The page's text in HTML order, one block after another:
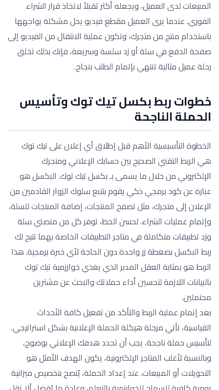
المبيعات لدى العميل، ويجعله أكثر تقبلاً لاتخاذ قرار الشراء
الفوري. عندما يرى العميل مقطع فيديو يحل مشكلة يواجهها
باستخدام منتج من متجرك، وتكون عملية الانتقال من الفيديو إلى
صفحة الدفع في سلة أو زد سلسة وسريعة، فإنك بذلك تخلق
رحلة عميل مثالية تنتهي بإتمام الطلب بنجاح.
خطوات ربط بكسل تيك توك وتأسيس
الحملة الناجحة
الخطوة التأسيسية الأهم قبل إطلاق أي إعلان على تيك توك
هي الربط التقني الصحيح بين حسابك الإعلاني ومتجرك
الإلكتروني من خلال ما يسمى بـ بكسل تيك توك. البكسل هو
عبارة عن كود برمجي ذكي يقوم بتتبع سلوك الزوار القادمين من
الإعلان إلى متجرك، مثل تصفح المنتجات، إضافة المنتجات للسلة،
وإتمام عمليات الشراء. لحسن الحظ، توفر كل من منصتي سلة
وزد تطبيقات متكاملة في متاجر التطبيقات الخاصة بهما تتيح لك
ربط البكسل بضغطة زر واحدة دون الحاجة لأي خبرة برمجية. هذا
الربط هو بمثابة العقل المدبر الذي يغذي خوارزمية تيك توك
بالبيانات اللازمة لتحسين أداء حملاتك والبحث عن مشترين
محتملين.
بعد إتمام عملية الربط والتأكد من تفعيل كافة الأحداث
القياسية، تأتي مرحلة هيكلة الحملة الإعلانية بشكل استراتيجي.
لتأسيس حملة ناجحة، يجب أن تحدد هدفك الإعلاني بوضوح،
وبالنسبة لأغلب المتاجر الإلكترونية، يكون الهدف الأمثل هو
التحويلات أو المبيعات. عند إعداد الحملة، يُنصح بتخصيص ميزانية